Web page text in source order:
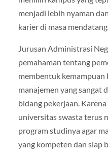
menjadi lebih nyaman
karier di masa
Jurusan Administrasi
pemahaman tentang
membentuk kemampuan
manajemen yang sangat
bidang pekerjaan.
universitas swasta terus
program studinya agar
yang kompeten dan siap